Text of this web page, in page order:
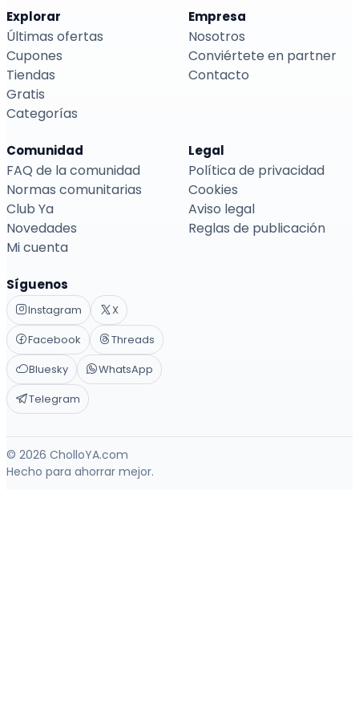
Explorar
Últimas ofertas
Cupones
Tiendas
Gratis
Categorías
Empresa
Nosotros
Conviértete en partner
Contacto
Comunidad
FAQ de la comunidad
Normas comunitarias
Club Ya
Novedades
Mi cuenta
Legal
Política de privacidad
Cookies
Aviso legal
Reglas de publicación
Síguenos
Instagram
X
Facebook
Threads
Bluesky
WhatsApp
Telegram
© 2026 CholloYA.com
Hecho para ahorrar mejor.